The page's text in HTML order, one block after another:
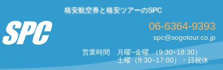
格安航空券と格安ツアーのSPC
06-6364-9393
spc@sogotour.co.jp
営業時間
月曜~金曜 （9:30~18:30）
土曜（9:30~17:00）・日祝休